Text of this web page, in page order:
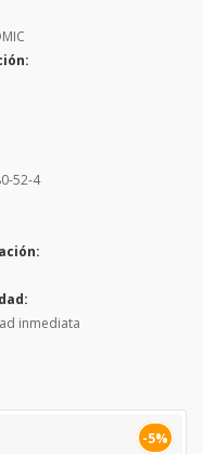
52-4
inmediata
-5%